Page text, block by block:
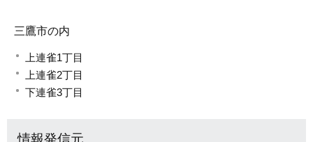
三鷹市の内
上連雀1丁目
上連雀2丁目
下連雀3丁目
情報発信元